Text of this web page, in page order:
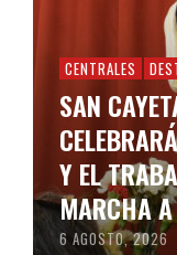
CENTRALES
SAN
Y EL
MARCHA
6 AGOSTO, 2026